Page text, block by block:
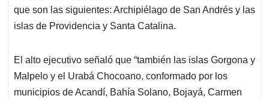
que son las siguientes: Archipiélago de San Andrés y las
islas de Providencia y Santa Catalina.
El alto ejecutivo señaló que “también las islas Gorgona y
Malpelo y el Urabá Chocoano, conformado por los
municipios de Acandí, Bahía Solano, Bojayá, Carmen